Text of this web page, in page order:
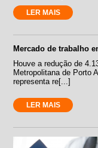
LER MAIS
Mercado de trabalho
Houve a redução de
Metropolitana de Porto
representa re[...]
LER MAIS